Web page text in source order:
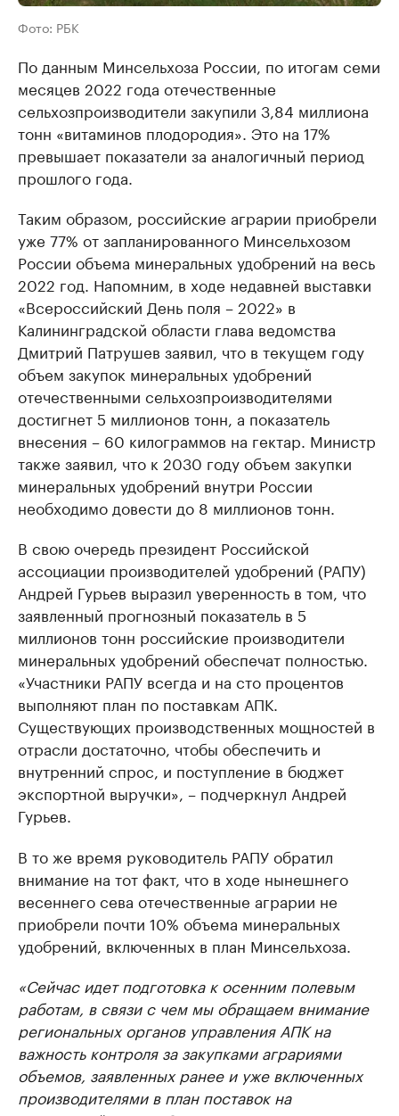
Фото: РБК
По данным Минсельхоза России, по итогам семи
месяцев 2022 года отечественные
сельхозпроизводители закупили 3,84 миллиона
тонн «витаминов плодородия». Это на 17%
превышает показатели за аналогичный период
прошлого года.
Таким образом, российские аграрии приобрели
уже 77% от запланированного Минсельхозом
России объема минеральных удобрений на весь
2022 год. Напомним, в ходе недавней выставки
«Всероссийский День поля – 2022» в
Калининградской области глава ведомства
Дмитрий Патрушев заявил, что в текущем году
объем закупок минеральных удобрений
отечественными сельхозпроизводителями
достигнет 5 миллионов тонн, а показатель
внесения – 60 килограммов на гектар. Министр
также заявил, что к 2030 году объем закупки
минеральных удобрений внутри России
необходимо довести до 8 миллионов тонн.
В свою очередь президент Российской
ассоциации производителей удобрений (РАПУ)
Андрей Гурьев выразил уверенность в том, что
заявленный прогнозный показатель в 5
миллионов тонн российские производители
минеральных удобрений обеспечат полностью.
«Участники РАПУ всегда и на сто процентов
выполняют план по поставкам АПК.
Существующих производственных мощностей в
отрасли достаточно, чтобы обеспечить и
внутренний спрос, и поступление в бюджет
экспортной выручки», – подчеркнул Андрей
Гурьев.
В то же время руководитель РАПУ обратил
внимание на тот факт, что в ходе нынешнего
весеннего сева отечественные аграрии не
приобрели почти 10% объема минеральных
удобрений, включенных в план Минсельхоза.
«Сейчас идет подготовка к осенним полевым
работам, в связи с чем мы обращаем внимание
региональных органов управления АПК на
важность контроля за закупками аграриями
объемов, заявленных ранее и уже включенных
производителями в план поставок на